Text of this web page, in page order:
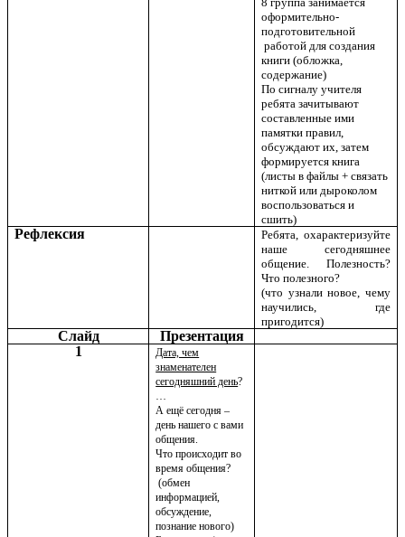
оформительно-
подготовительной
работой для создания
книги (обложка,
содержание)
По сигналу учителя
ребята зачитывают
составленные ими
памятки правил,
обсуждают их, затем
формируется книга
(листы в файлы + связать
ниткой или дыроколом
воспользоваться и
сшить)
Рефлексия
Ребята, охарактеризуйте
наше сегодняшнее
общение. Полезность?
Что полезного?
(что узнали новое, чему
научились, где
пригодится)
Слайд
Презентация
1
Дата, чем
знаменателен
сегодняшний день?
…
А ещё сегодня –
день нашего с вами
общения.
Что происходит во
время общения?
(обмен
информацией,
обсуждение,
познание нового)